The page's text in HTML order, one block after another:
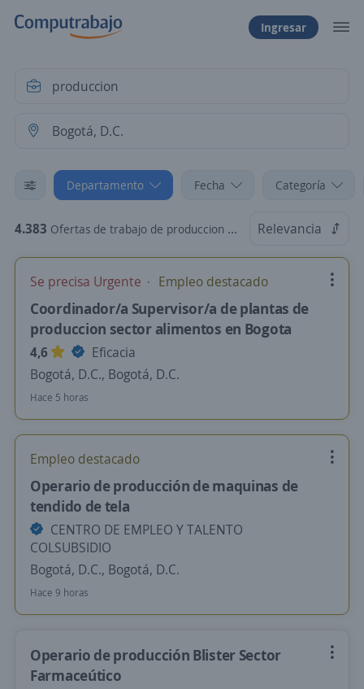
Ingresar
Departamento Fecha Categoría
4.383 Ofertas de trabajo de produccion en Bogotá, D.C., Bogotá, D.C. Relevancia
Se precisa Urgente Empleo destacado
Coordinador/a Supervisor/a de plantas de
produccion sector alimentos en Bogota
4,6
Eficacia
Bogotá, D.C., Bogotá, D.C.
Hace 5 horas
Empleo destacado
Operario de producción de maquinas de
tendido de tela
CENTRO DE EMPLEO Y TALENTO
COLSUBSIDIO
Bogotá, D.C., Bogotá, D.C.
Hace 9 horas
Operario de producción Blister Sector
Farmaceútico